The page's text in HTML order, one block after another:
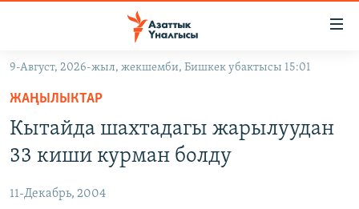
Навигацияга
өтүңүз
Издөөгө
салыңыз
ЭКОНОМИКА
БОРБОР АЗИЯ
АТАЙЫН ИЛИКТӨӨ
9-Август, 2026-жыл, жекшемби, Бишкек убактысы 15:01
ЖАҢЫЛЫКТАР
Кытайда шахтадагы жарылуудан
33 киши курман болду
11-Декабрь, 2004